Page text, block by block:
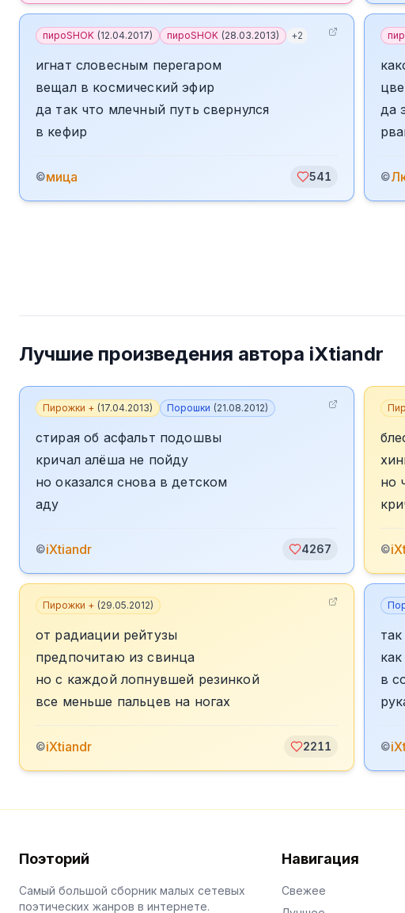
пироSHOK (12.04.2017) пироSHOK (28.03.2013) +2
игнат словесным перегаром
вещал в космический эфир
да так что млечный путь свернулся
в кефир
©мица 541
да
©
Лучшие произведения автора iXtiandr
Пирожки + (17.04.2013) Порошки (21.08.2012)
стирая об асфальт подошвы
кричал алёша не пойду
но оказался снова в детском
аду
©iXtiandr 4267
но
©
Пирожки + (29.05.2012)
от радиации рейтузы
предпочитаю из свинца
но с каждой лопнувшей резинкой
все меньше пальцев на ногах
©iXtiandr 2211
в
©
Поэторий
Самый большой сборник малых сетевых
поэтических жанров в интернете.
Навигация
Свежее